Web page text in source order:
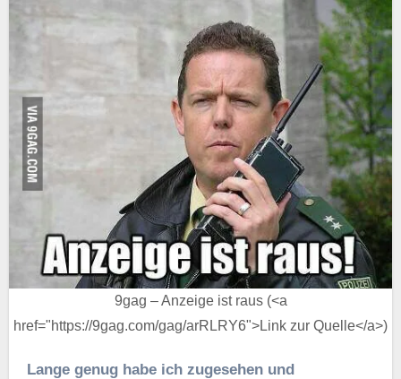
9gag – Anzeige ist raus (<a
href="https://9gag.com/gag/arRLRY6">Link zur Quelle</a>)
Lange genug habe ich zugesehen und